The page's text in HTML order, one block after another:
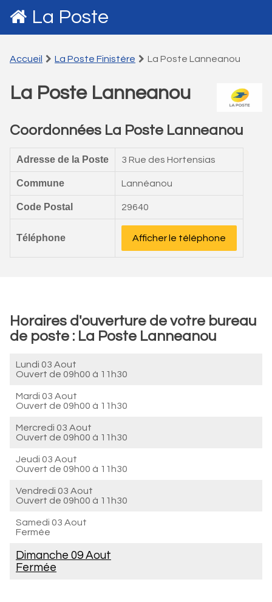
La Poste
Accueil La Poste Finistére La Poste Lanneanou
La Poste Lanneanou
Coordonnées La Poste Lanneanou
Adresse de la Poste 3 Rue des Hortensias
Commune Lannéanou
Code Postal 29640
Téléphone Afficher le téléphone
Horaires d'ouverture de votre bureau
de poste : La Poste Lanneanou
Lundi 03 Aout
Ouvert de 09h00 à 11h30
Mardi 03 Aout
Ouvert de 09h00 à 11h30
Mercredi 03 Aout
Ouvert de 09h00 à 11h30
Jeudi 03 Aout
Ouvert de 09h00 à 11h30
Vendredi 03 Aout
Ouvert de 09h00 à 11h30
Samedi 03 Aout
Fermée
Dimanche 09 Aout
Fermée